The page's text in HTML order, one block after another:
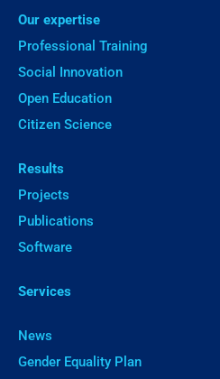
Our expertise
Professional Training
Social Innovation
Open Education
Citizen Science
Results
Projects
Publications
Software
Services
News
Gender Equality Plan